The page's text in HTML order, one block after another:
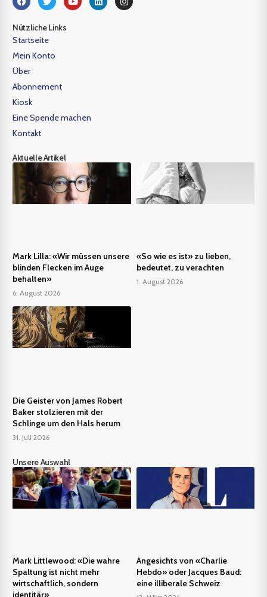
Nützliche Links
Startseite
Mein Konto
Über
Abonnement
Kiosk
Eine Spende machen
Kontakt
Aktuelle Artikel
Mark Lilla: «Wir müssen unsere
blinden Flecken im Auge
behalten»
6. August 2026
«So wie es ist» zu lieben,
bedeutet, zu verachten
1. August 2026
Die Geister von James Robert
Baker stolzieren mit der
Schlinge um den Hals herum
31. Juli 2026
Unsere Auswahl
Mark Littlewood: «Die wahre
Spaltung ist nicht mehr
wirtschaftlich, sondern
identitär»
Angesichts von «Charlie
Hebdo» oder Jacques Baud:
eine illiberale Schweiz